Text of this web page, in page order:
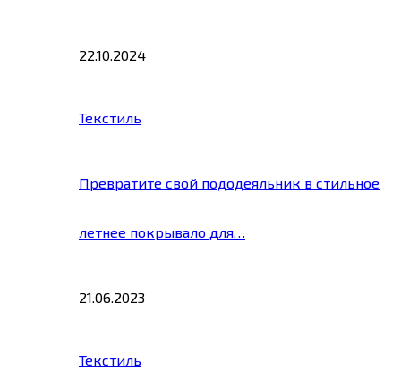
22.10.2024
Текстиль
Превратите свой пододеяльник в стильное
летнее покрывало для…
21.06.2023
Текстиль